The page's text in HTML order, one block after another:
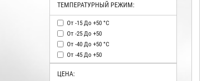
ТЕМПЕРАТУРНЫЙ РЕЖИМ:
От -15 До +50 °c
От -25 До +50
От -40 До +50 °c
От -45 До +50
ЦЕНА: